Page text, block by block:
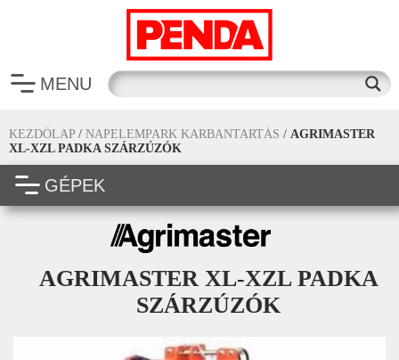
MENU
KEZDŐLAP / NAPELEMPARK KARBANTARTÁS / AGRIMASTER
XL-XZL PADKA SZÁRZÚZÓK
GÉPEK
AGRIMASTER XL-XZL PADKA
SZÁRZÚZÓK